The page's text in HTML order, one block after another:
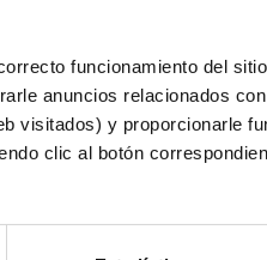
funcionamiento del
anuncios relacionados
visitados) y proporcionarle
clic al botón